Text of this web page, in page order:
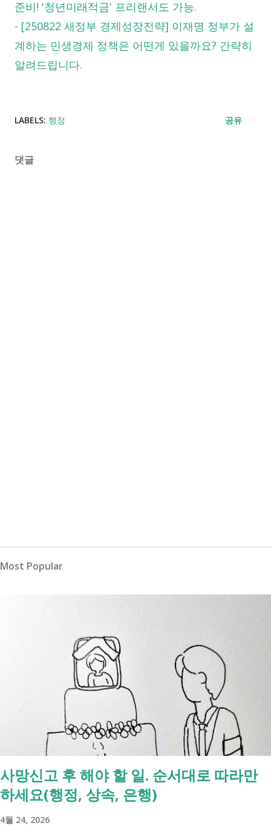
준비! '청년미래적금' 프리랜서도 가능.
- [250822 새정부 경제성장전략] 이재명 정부가 설
계하는 민생경제 정책은 어떤게 있을까요? 간략히
알려드립니다.
LABELS: 행정 공유
댓글
Most Popular
사망신고 후 해야 할 일. 순서대로 따라만
하세요(행정, 상속, 은행)
4월 24, 2026